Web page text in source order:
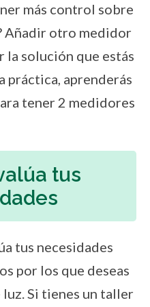
más control sobre
Añadir otro medidor
la solución que estás
práctica, aprenderás
tener 2 medidores
tus
tus necesidades
por los que deseas
Si tienes un taller